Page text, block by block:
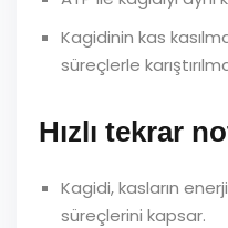
Kagidinin kas
süreçlerle
Hızlı tekrar
Kagidi, kasların
süreçlerini kapsar.